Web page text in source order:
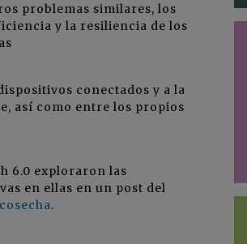
problemas similares, los
y la resiliencia de los
conectados y a la
así como entre los propios
6.0 exploraron las
en ellas en un post del
.